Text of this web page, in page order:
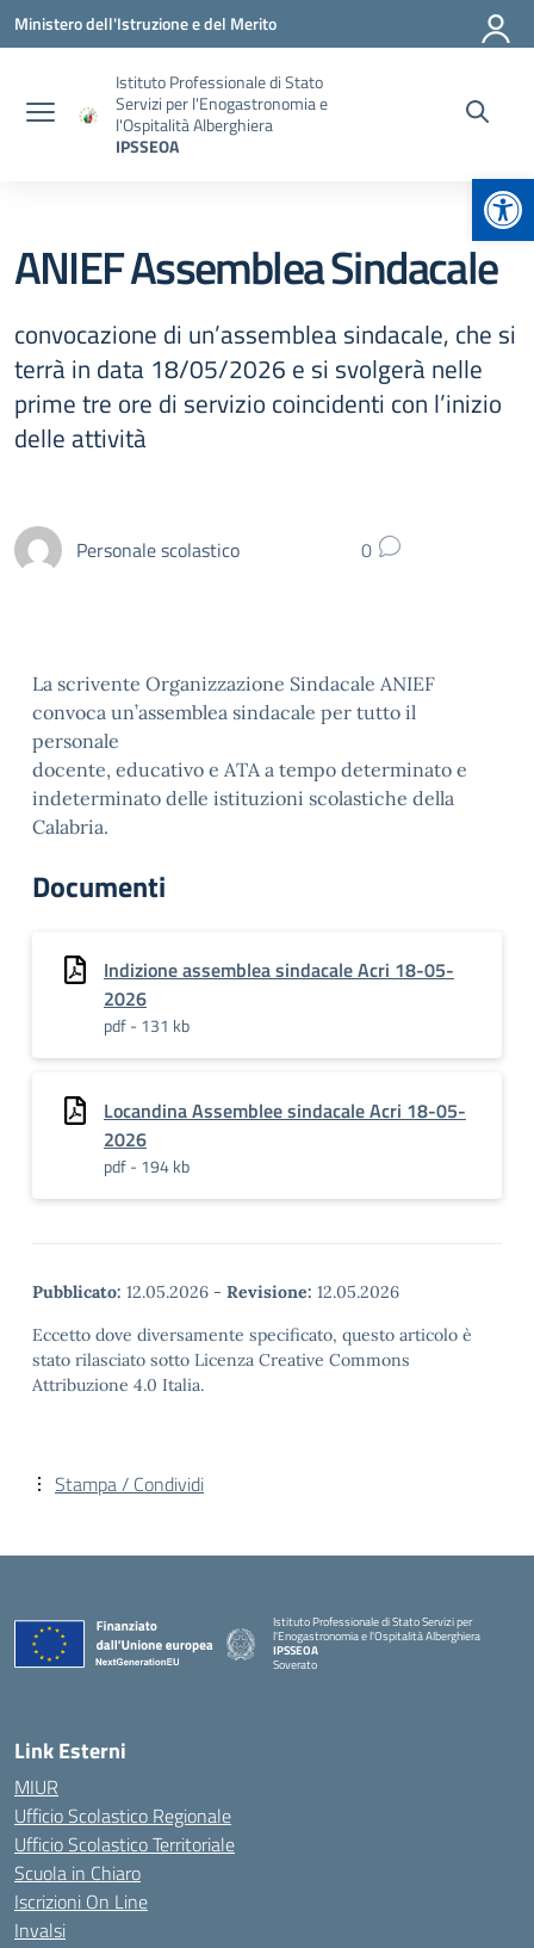
Vai ai contenuti
Vai al menu di navigazione
Vai al footer
Ministero dell'Istruzione e del Merito
Istituto Professionale di Stato
Servizi per l'Enogastronomia e
l'Ospitalità Alberghiera
IPSSEOA
ANIEF Assemblea Sindacale
convocazione di un’assemblea sindacale, che si
terrà in data 18/05/2026 e si svolgerà nelle
prime tre ore di servizio coincidenti con l’inizio
delle attività
Personale scolastico 0
La scrivente Organizzazione Sindacale ANIEF
convoca un’assemblea sindacale per tutto il
personale
docente, educativo e ATA a tempo determinato e
indeterminato delle istituzioni scolastiche della
Calabria.
Documenti
Indizione assemblea sindacale Acri 18-05-
2026
pdf - 131 kb
Locandina Assemblee sindacale Acri 18-05-
2026
pdf - 194 kb
Pubblicato: 12.05.2026 - Revisione: 12.05.2026
Eccetto dove diversamente specificato, questo articolo è
stato rilasciato sotto Licenza Creative Commons
Attribuzione 4.0 Italia.
Stampa / Condividi
Istituto Professionale di Stato Servizi per
l'Enogastronomia e l'Ospitalità Alberghiera
IPSSEOA
Soverato
Link Esterni
MIUR
Ufficio Scolastico Regionale
Ufficio Scolastico Territoriale
Scuola in Chiaro
Iscrizioni On Line
Invalsi